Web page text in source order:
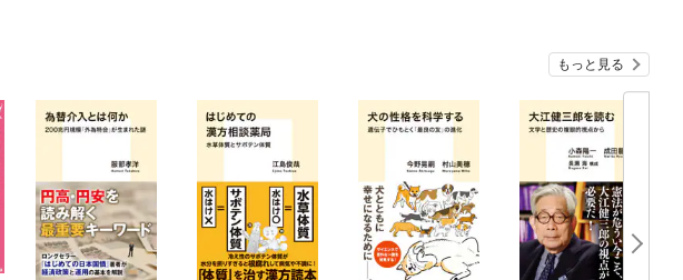
もっと見る